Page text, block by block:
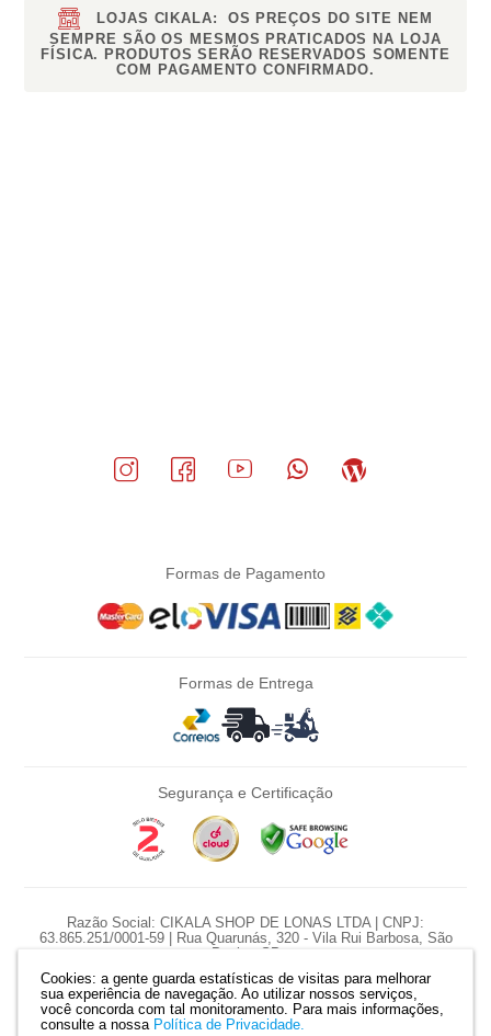
Cookies: a gente guarda estatísticas de visitas para melhorar
sua experiência de navegação. Ao utilizar nossos serviços,
você concorda com tal monitoramento. Para mais informações,
consulte a nossa Política de Privacidade.
LOJAS CIKALA:
OS PREÇOS DO SITE NEM
SEMPRE SÃO OS MESMOS PRATICADOS NA LOJA
FÍSICA. PRODUTOS SERÃO RESERVADOS SOMENTE
COM PAGAMENTO CONFIRMADO.
Formas de Pagamento
Formas de Entrega
Segurança e Certificação
Razão Social: CIKALA SHOP DE LONAS LTDA | CNPJ:
63.865.251/0001-59 | Rua Quarunás, 320 - Vila Rui Barbosa, São
Paulo - SP
*Nossas promoções são diárias e pontuais, preço e estoque sujeito a
variação diariamente.
*Produtos serão reservados somente com pagamento confirmado. |
Mapa do site